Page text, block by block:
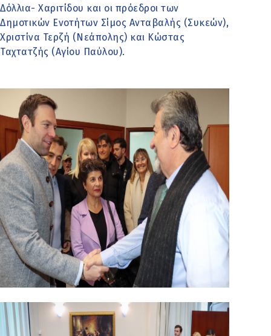
Δόλλια- Χαριτίδου και οι πρόεδροι των
Δημοτικών Ενοτήτων Σίμος Ανταβαλής (Συκεών),
Χριστίνα Τερζή (Νεάπολης) και Κώστας
Ταχτατζής (Αγίου Παύλου).